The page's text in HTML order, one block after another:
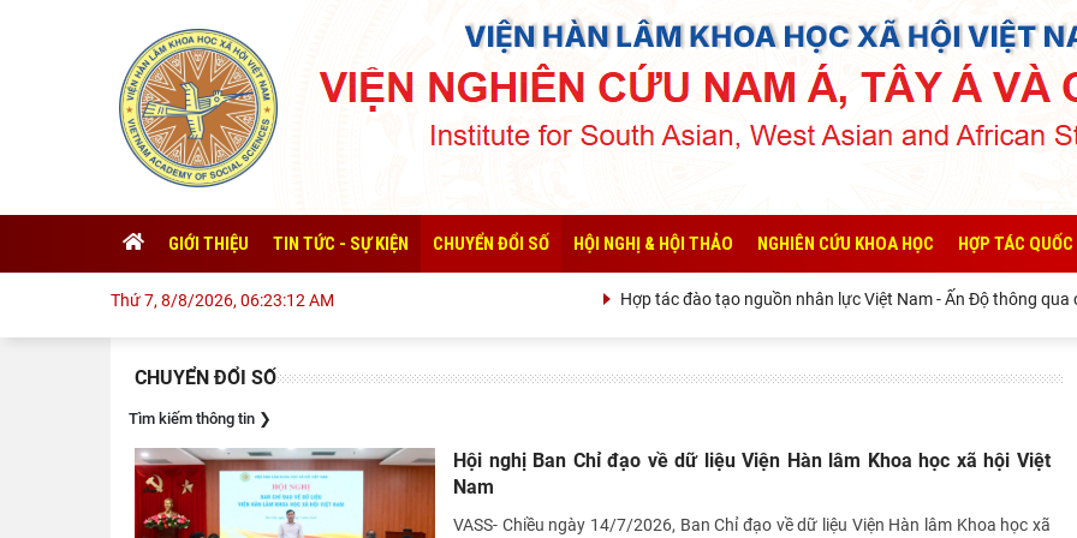
GIỚI THIỆU TIN TỨC - SỰ KIỆN CHUYỂN ĐỔI SỐ HỘI NGHỊ & HỘI THẢO NGHIÊN CỨU KHOA HỌC HỢP TÁC QUỐC
Thứ 7, 8/8/2026, 06:23:12 AM Hợp tác đào tạo nguồn nhân lực Việt Nam - Ấn Độ thông qua các
CHUYỂN ĐỔI SỐ
Tìm kiếm thông tin ❯
Hội nghị Ban Chỉ đạo về dữ liệu Viện Hàn lâm Khoa học xã hội Việt
Nam
VASS- Chiều ngày 14/7/2026, Ban Chỉ đạo về dữ liệu Viện Hàn lâm Khoa học xã